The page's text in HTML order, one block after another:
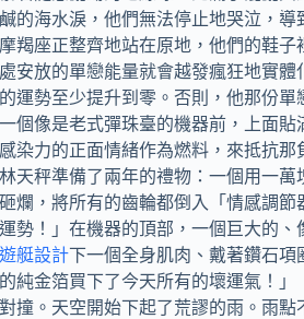
的海水淚，他們無法停止地哭泣，
座正整齊地站在原地，他們的鞋
放的單戀能量就會越發瘋狂地實
勢至少提升到零。否則，他那份
像是老式彈珠臺的機器前，上面
染力的正面情緒作為燃料，來抵抗
秤準備了兩年的禮物：一個用一
，將所有的齒輪都倒入「情感調
！」在機器的頂部，一個巨大的
遊艇設計下一個全身肌肉、戴著鑽石
金箔買下了今天所有的壞運氣！
。天空開始下起了荒謬的雨。雨